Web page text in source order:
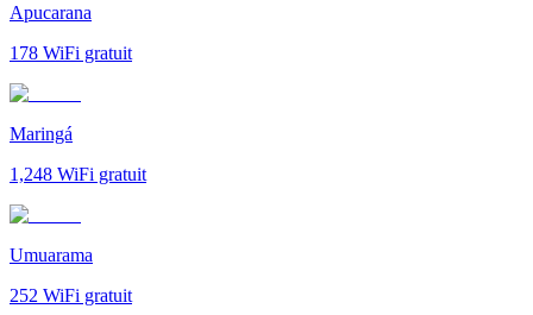
Apucarana
178 WiFi gratuit
Maringá
1,248 WiFi gratuit
Umuarama
252 WiFi gratuit